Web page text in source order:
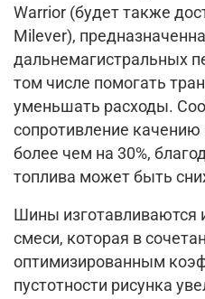
Warrior (будет также
Milever),
дальнемагистральных
том числе помогать
уменьшать расходы.
сопротивление
более чем на 30%,
топлива может быть
Шины изготавливаются
смеси, которая в
оптимизированным
пустотности рисунка